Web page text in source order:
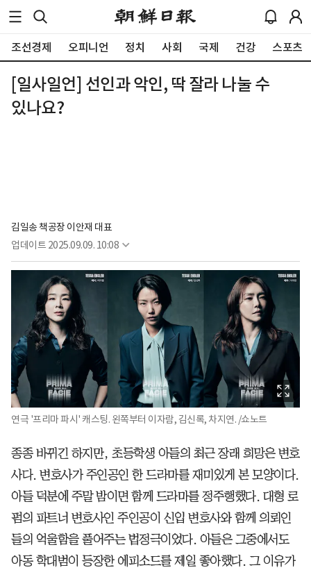
조선경제 오피니언 정치 사회 국제 건강 스포츠
[일사일언] 선인과 악인, 딱 잘라 나눌 수
있나요?
김일송 책공장 이안재 대표
업데이트 2025.09.09. 10:08
연극 '프리마 파시' 캐스팅. 왼쪽부터 이자람, 김신록, 차지연. /쇼노트
종종 바뀌긴 하지만, 초등학생 아들의 최근 장래 희망은 변호
사다. 변호사가 주인공인 한 드라마를 재미있게 본 모양이다.
아들 덕분에 주말 밤이면 함께 드라마를 정주행했다. 대형 로
펌의 파트너 변호사인 주인공이 신입 변호사와 함께 의뢰인
들의 억울함을 풀어주는 법정극이었다. 아들은 그중에서도
아동 학대범이 등장한 에피소드를 제일 좋아했다. 그 이유가